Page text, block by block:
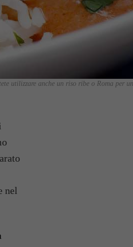
utilizzare anche un riso ribe o Roma per
nel